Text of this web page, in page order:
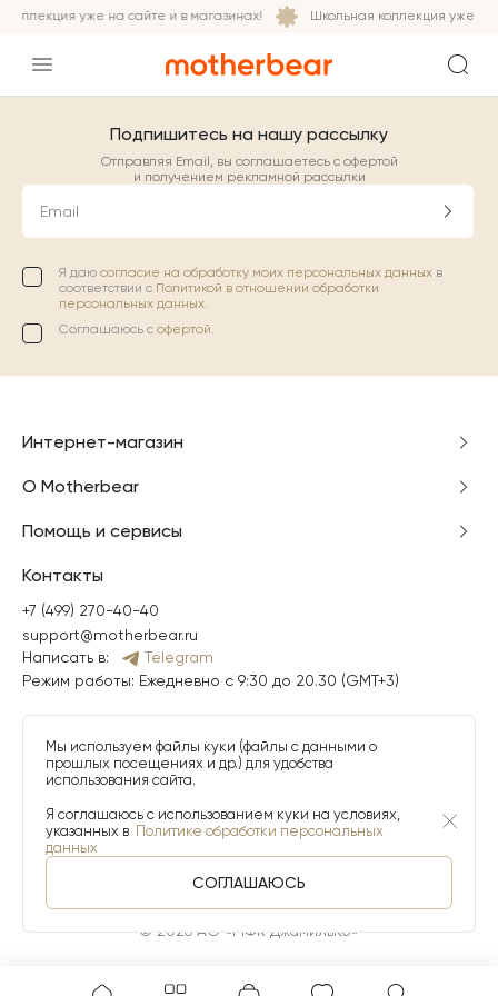
уже на сайте и в магазинах! Школьная коллекция уже на
Подпишитесь на нашу рассылку
Отправляя Email, вы соглашаетесь с офертой
и получением рекламной рассылки
Email
Я даю согласие на обработку моих персональных данных в
соответствии с Политикой в отношении обработки
персональных данных.
Соглашаюсь с офертой.
Интернет-магазин
О Motherbear
Помощь и сервисы
Контакты
+7 (499) 270-40-40
support@motherbear.ru
Написать в:
Telegram
Режим работы: Ежедневно с 9:30 до 20.30 (GMT+3)
© 2026 АО «МФК ДжамильКо»
Мы используем файлы куки (файлы с данными о
прошлых посещениях и др.) для удобства
использования сайта.
Я соглашаюсь с использованием куки на условиях,
указанных в Политике обработки персональных
данных
СОГЛАШАЮСЬ